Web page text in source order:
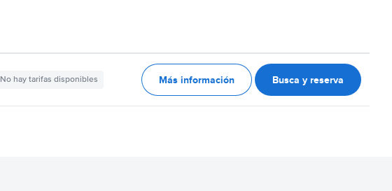
No hay tarifas disponibles Más información Busca y reserva